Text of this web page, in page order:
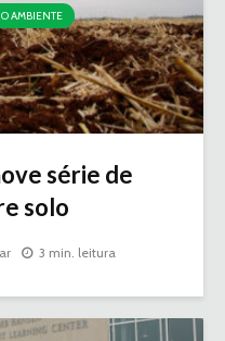
AMBIENTE
série de
solo
3 min. leitura